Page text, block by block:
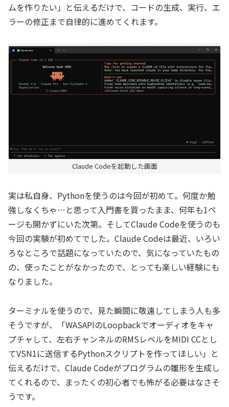
ムを作りたい」と伝えるだけで、コードの生成、実行、エ
ラーの修正まで自律的に進めてくれます。
Claude Codeを起動した画面
実は私自身、Pythonを使うのは今回が初めて。何度か勉
強しなくちゃ…と思って入門書を買ったまま、何年も1ペ
ージも開かずにいた次第。そしてClaude Codeを使うのも
今回の実験が初めてでした。Claude Codeは最近、いろい
ろなところで話題になっていたので、気になっていたもの
の、使ったことがなかったので、とっても楽しい経験にも
なりました。
ターミナルを使うので、見た瞬間に敬遠してしまう人も多
そうですが、「WASAPIのLoopbackでオーディオをキャ
プチャして、左右チャンネルのRMSレベルをMIDI CCとし
てVSN1に送信するPythonスクリプトを作ってほしい」と
伝えるだけで、Claude Codeがプログラムの雛形を生成し
てくれるので、まったくの初心者でも怖がる必要はなさそ
うです。